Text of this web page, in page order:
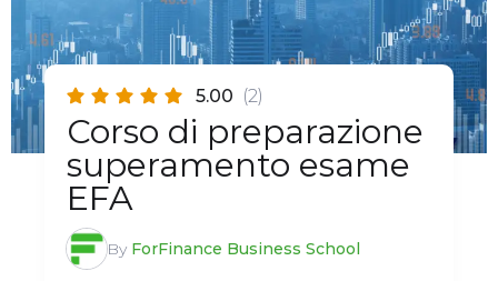
5.00 (2)
Corso di preparazione
superamento esame
EFA
By ForFinance Business School